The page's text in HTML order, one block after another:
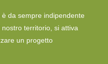
è da sempre indipendente
territorio, si attiva
un progetto